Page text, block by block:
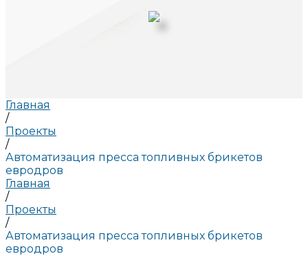
Главная
/
Проекты
/
Автоматизация пресса топливных брикетов
евродров
Главная
/
Проекты
/
Автоматизация пресса топливных брикетов
евродров